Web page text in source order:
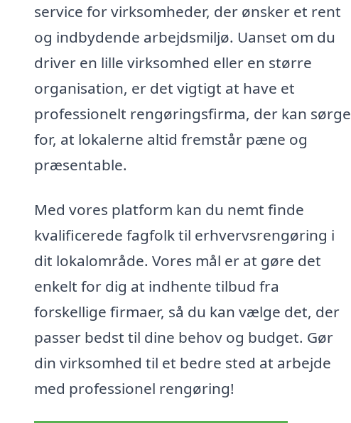
service for virksomheder, der ønsker et rent
og indbydende arbejdsmiljø. Uanset om du
driver en lille virksomhed eller en større
organisation, er det vigtigt at have et
professionelt rengøringsfirma, der kan sørge
for, at lokalerne altid fremstår pæne og
præsentable.
Med vores platform kan du nemt finde
kvalificerede fagfolk til erhvervsrengøring i
dit lokalområde. Vores mål er at gøre det
enkelt for dig at indhente tilbud fra
forskellige firmaer, så du kan vælge det, der
passer bedst til dine behov og budget. Gør
din virksomhed til et bedre sted at arbejde
med professionel rengøring!